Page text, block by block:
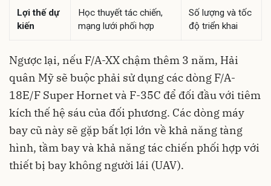
Lợi thế dự
kiến
Học thuyết tác chiến,
mạng lưới phối hợp
Số lượng và tốc
độ triển khai
Ngược lại, nếu F/A-XX chậm thêm 3 năm, Hải
quân Mỹ sẽ buộc phải sử dụng các dòng F/A-
18E/F Super Hornet và F-35C để đối đầu với tiêm
kích thế hệ sáu của đối phương. Các dòng máy
bay cũ này sẽ gặp bất lợi lớn về khả năng tàng
hình, tầm bay và khả năng tác chiến phối hợp với
thiết bị bay không người lái (UAV).